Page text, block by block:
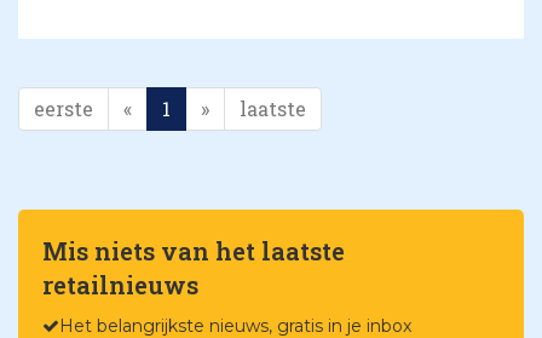
eerste « 1 » laatste
Mis niets van het laatste
retailnieuws
Het belangrijkste nieuws, gratis in je inbox